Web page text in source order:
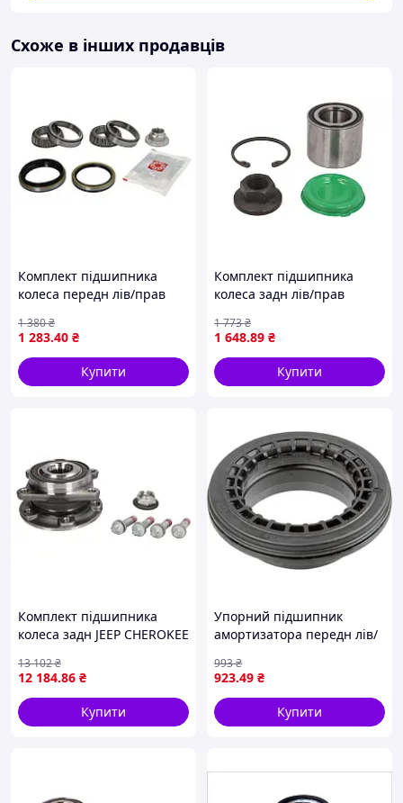
Схоже в інших продавців
Комплект підшипника
колеса передн лів/прав
I, SPORTAGE, MAZDA 121 II,
DEMIO 1.1-2.0D 01.90-02.05
FAG
1 283.40 ₴
1 380₴
Купити
Комплект підшипника
колеса задн лів/прав
COMBO TOUR, CORSA C,
TIGRA 1.0-1.8 09.00- SNR
R153.37
1 648.89 ₴
1 773₴
Купити
Комплект підшипника
колеса задн JEEP CHEROKEE
6662
12 184.86 ₴
13 102₴
Купити
Упорний підшипник
амортизатора передн лів/
HYUNDAI I30, I40 I, I40 I
CW, IX35, SONATA VI, KIA
CERATO III,
923.49 ₴
993₴
Купити